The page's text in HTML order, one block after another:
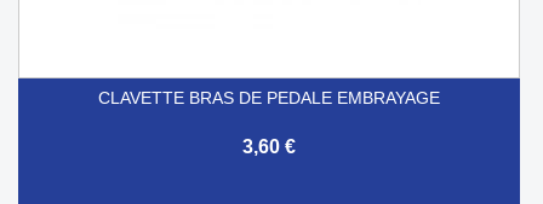
CLAVETTE BRAS DE PEDALE EMBRAYAGE
3,60 €